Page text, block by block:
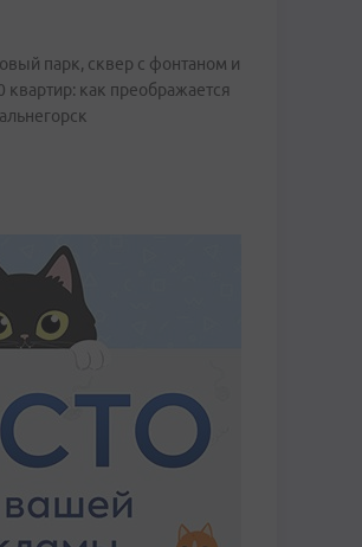
парк, сквер с фонтаном и
квартир: как преображается